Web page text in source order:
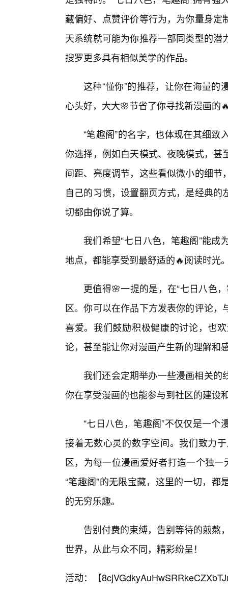
藏偏好、点赞评价等行为，为你量身
天系统就可能为你推荐一部同类型的
搜罗更多具有相似美学的作品。
这种“懂你”的推荐，让你在海量
心头好，大大🌸节省了你寻找新漫画的
“笔趣阁”的名字，也体现在其细
你选择，例如白天模式、夜晚模式，
间距、亮度调节，这些看似微小的细
自己的习惯，设置翻页方式，是经典
切都由你说了算。
我们希望“七日八色，笔趣阁”能
地点，都能享受到最舒适的🔥阅读时光
更值得🌸一提的是，在“七日八色
区。你可以在作品下方发表你的评论
喜爱。我们鼓励积极健康的讨论，也
论，甚至能让你对漫画产生新的理解和
我们还会定期举办一些漫画相关
你在享受漫画的也能参与到社区的建设
“七日八色，笔趣阁”不仅仅是一
接着无数心灵的数字空间。我们致力
区，为每一位漫画爱好者打造一个独
“笔趣阁”的无限宝藏，这里的一切，
的无穷乐趣。
告别付费的束缚，告别等待的煎熬
世界，从此与众不同，精彩纷呈！
活动：【